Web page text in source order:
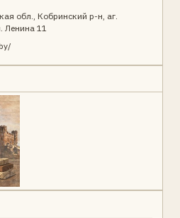
обл., Кобринский р-н, аг.
Ленина 11